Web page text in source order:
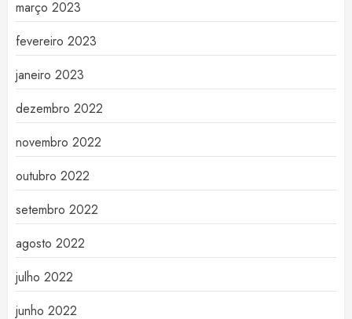
março 2023
fevereiro 2023
janeiro 2023
dezembro 2022
novembro 2022
outubro 2022
setembro 2022
agosto 2022
julho 2022
junho 2022